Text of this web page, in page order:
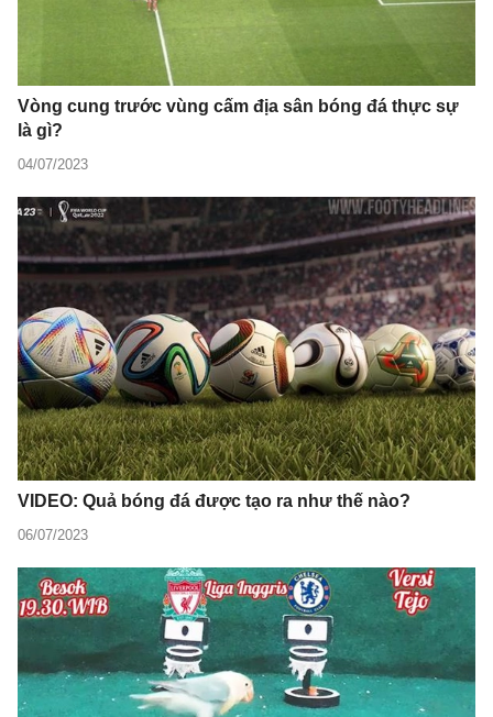
Vòng cung trước vùng cấm địa sân bóng đá thực sự
là gì?
04/07/2023
VIDEO: Quả bóng đá được tạo ra như thế nào?
06/07/2023